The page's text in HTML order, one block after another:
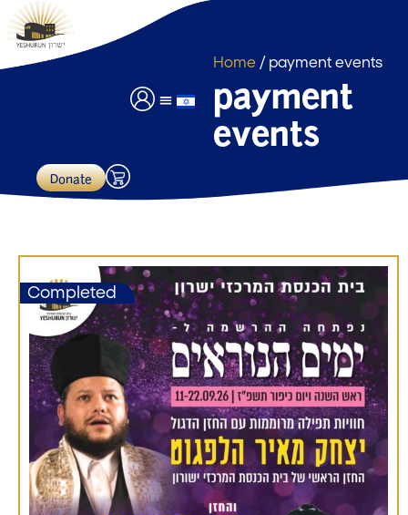
Donate
Home / payment events
payment
events
Completed